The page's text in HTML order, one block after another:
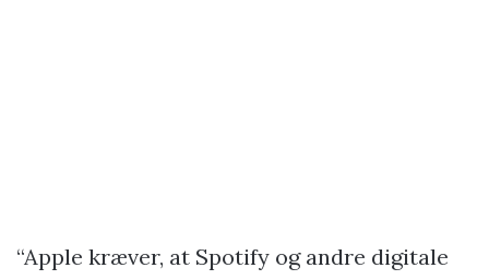
“Apple kræver, at Spotify og andre digitale